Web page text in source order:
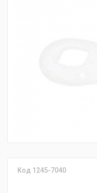
Код 1245-7040